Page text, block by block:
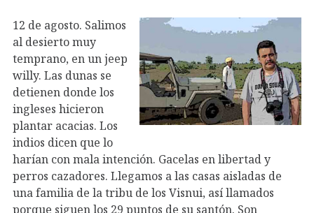
12 de agosto. Salimos
al desierto muy
temprano, en un jeep
willy. Las dunas se
detienen donde los
ingleses hicieron
plantar acacias. Los
indios dicen que lo
harían con mala intención. Gacelas en libertad y
perros cazadores. Llegamos a las casas aisladas de
una familia de la tribu de los Visnui, así llamados
porque siguen los 29 puntos de su santón. Son